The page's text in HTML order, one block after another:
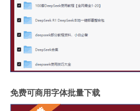
免费可商用字体批量下载